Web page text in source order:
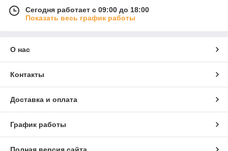
Сегодня работает с 09:00 до 18:00
Показать весь график работы
О нас
Контакты
Доставка и оплата
График работы